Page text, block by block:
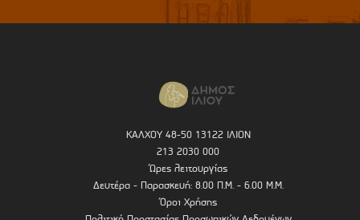
ΚΑΛΧΟΥ 48-50 13122 ΙΛΙΟΝ
213 2030 000
Ώρες λειτουργίας
Δευτέρα - Παρασκευή: 8.00 Π.Μ. - 6.00 Μ.Μ.
Όροι Χρήσης